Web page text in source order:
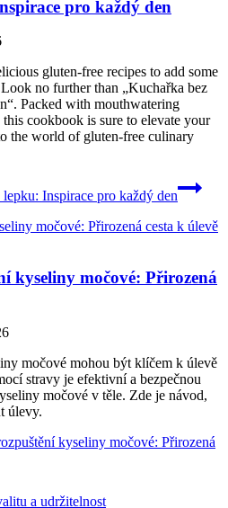
pro každý den
gluten-free recipes to add some
no further than „Kuchařka bez
Packed with mouthwatering
cookbook is sure to elevate your
the world of gluten-free culinary
Inspirace pro každý den
kyseliny močové: Přirozená
močové mohou být klíčem k úlevě
stravy je efektivní a bezpečnou
močové v těle. Zde je návod,
úlevy.
kyseliny močové: Přirozená